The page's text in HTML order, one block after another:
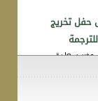
تخريج
حضر سعادة
أقيم مساء